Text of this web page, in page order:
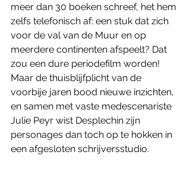
meer dan 30 boeken schreef, het hem
zelfs telefonisch af: een stuk dat zich
voor de val van de Muur en op
meerdere continenten afspeelt? Dat
zou een dure periodefilm worden!
Maar de thuisblijfplicht van de
voorbije jaren bood nieuwe inzichten,
en samen met vaste medescenariste
Julie Peyr wist Desplechin zijn
personages dan toch op te hokken in
een afgesloten schrijversstudio.